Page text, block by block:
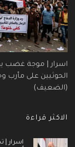
اسرار | موجة غضب
الحوثيين على مأرب
(الضعيف)
الاكثر قراءة
اسرار |